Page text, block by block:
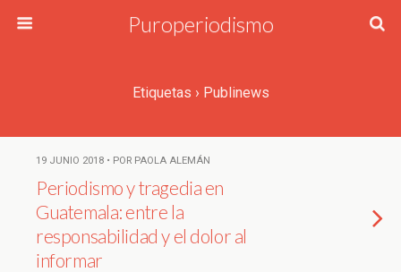
Puroperiodismo
Etiquetas › Publinews
19 JUNIO 2018 • POR PAOLA ALEMÁN
Periodismo y tragedia en
Guatemala: entre la
responsabilidad y el dolor al
informar